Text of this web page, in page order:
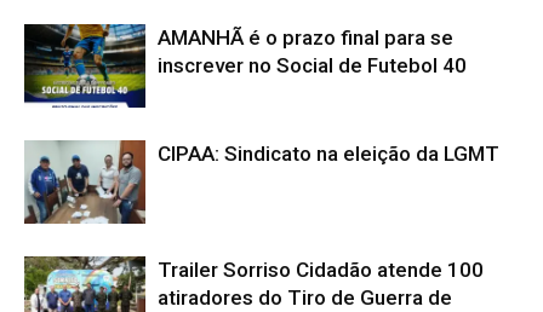
AMANHÃ é o prazo final para se
inscrever no Social de Futebol 40
CIPAA: Sindicato na eleição da LGMT
Trailer Sorriso Cidadão atende 100
atiradores do Tiro de Guerra de